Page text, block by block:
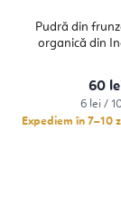
Pudră din
organică din
60
preţ:
6 lei /
Expediem în 7–10